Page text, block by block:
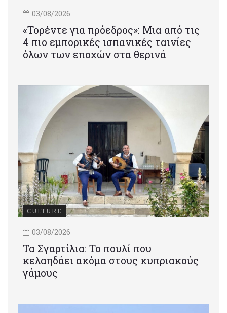
03/08/2026
«Τορέντε για πρόεδρος»: Mια από τις
4 πιο εμπορικές ισπανικές ταινίες
όλων των εποχών στα θερινά
CULTURE
03/08/2026
Τα Σγαρτίλια: Το πουλί που
κελαηδάει ακόμα στους κυπριακούς
γάμους